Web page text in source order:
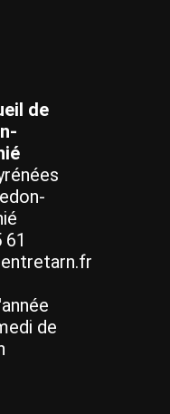
de
de